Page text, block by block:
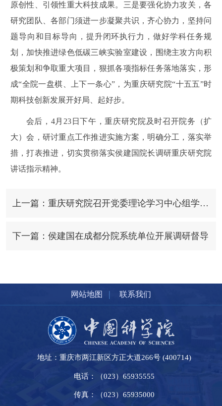
原创性、引领性重大科技成果。三是要强化协力攻关，各
研究团队、各部门须进一步凝聚共识，齐心协力，坚持问
题导向和目标导向，提升闭环执行力，做好学科任务规
划，加快推进绿色低碳三峡实验室建设，围绕主攻方向积
极策划和争取重大项目，狠抓各项指标任务落地落实，形
成“全院一盘棋、上下一条心”，为重庆研究院“十五五”时
期科技创新发展开好局、起好步。
会后，4月23日下午，重庆研究院及时召开院务（扩
大）会，研讨重点工作推进实施方案，明确分工，落实举
措，打表推进，切实贯彻落实侯建国院长调研重庆研究院
讲话指示精神。
上一篇：重庆研究院召开党委理论学习中心组学习（扩大）会
下一篇：侯建国在成都分院系统单位开展调研督导
网站地图 | 联系我们
地址：重庆市两江新区方正大道266号 (400714)
电话：（023）65935555
传真：（023）65935000